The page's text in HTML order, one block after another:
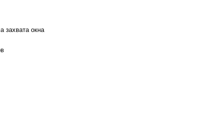
захвата окна